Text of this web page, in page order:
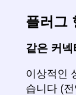
플러그
같은 커넥
이상적인
습니다 (